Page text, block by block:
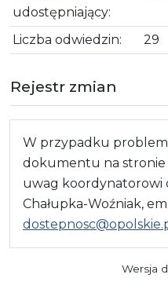
udostępniający:
Liczba odwiedzin: 29
Rejestr zmian
W przypadku
dokumentu na stronie
uwag koordynatorowi
Chałupka-Woźniak,
Wersja